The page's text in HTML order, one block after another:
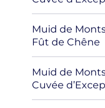
Muid de
Fût de Chêne
Muid de
Cuvée